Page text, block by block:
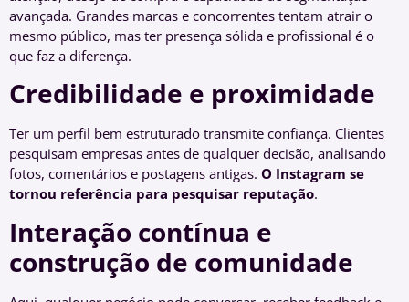
avançada. Grandes marcas e concorrentes tentam atrair o
mesmo público, mas ter presença sólida e profissional é o
que faz a diferença.
Credibilidade e proximidade
Ter um perfil bem estruturado transmite confiança. Clientes
pesquisam empresas antes de qualquer decisão, analisando
fotos, comentários e postagens antigas. O Instagram se
tornou referência para pesquisar reputação.
Interação contínua e
construção de comunidade